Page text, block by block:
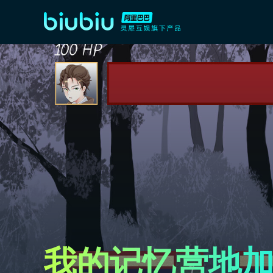
我的记忆营地